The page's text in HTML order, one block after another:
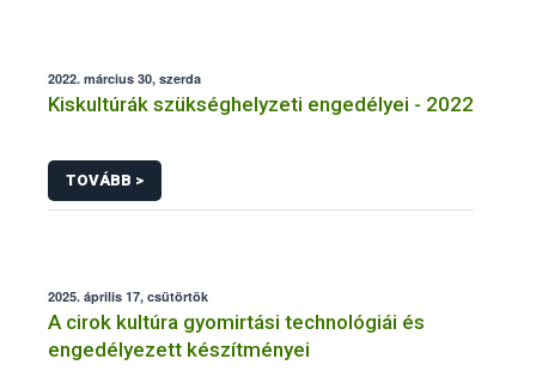
2022. március 30, szerda
Kiskultúrák szükséghelyzeti engedélyei - 2022
TOVÁBB >
2025. április 17, csütörtök
A cirok kultúra gyomirtási technológiái és
engedélyezett készítményei